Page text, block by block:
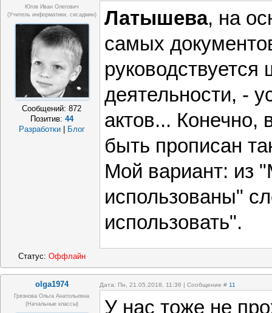
Югов Иван Олегович
(Учитель информатики, сисадмин)
Сообщений:872
Позитив: 44
Разработки
Блог
Латышева, на
самых
руководствуется
деятельности, -
актов... Конечно,
быть прописан
Мой вариант: из
использованы"
использовать".
Статус: Оффлайн
olga1974 Дата: Пн, 21.05.2018, 11:36 | Сообщение # 11
Грязнова Ольга Анатольевна
(начальные классы)
У нас тоже не